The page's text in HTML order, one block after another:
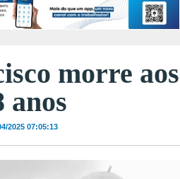
morre aos
anos
2025 07:05:13